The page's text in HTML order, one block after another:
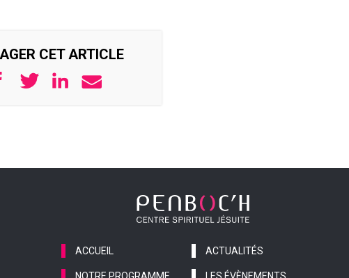
CET ARTICLE
ACCUEIL ACTUALITÉS